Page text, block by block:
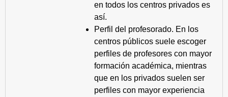
en todos los centros privados es
así.
Perfil del profesorado. En los
centros públicos suele escoger
perfiles de profesores con mayor
formación académica, mientras
que en los privados suelen ser
perfiles con mayor experiencia